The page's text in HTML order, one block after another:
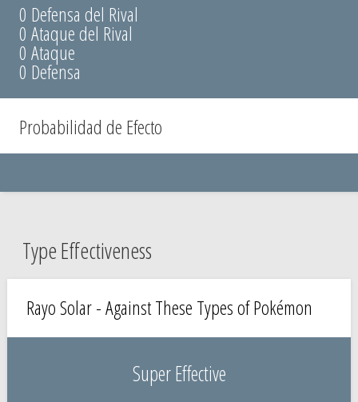
0 Defensa del Rival
0 Ataque del Rival
0 Ataque
0 Defensa
Probabilidad de Efecto
Type Effectiveness
Rayo Solar - Against These Types of Pokémon
Super Effective